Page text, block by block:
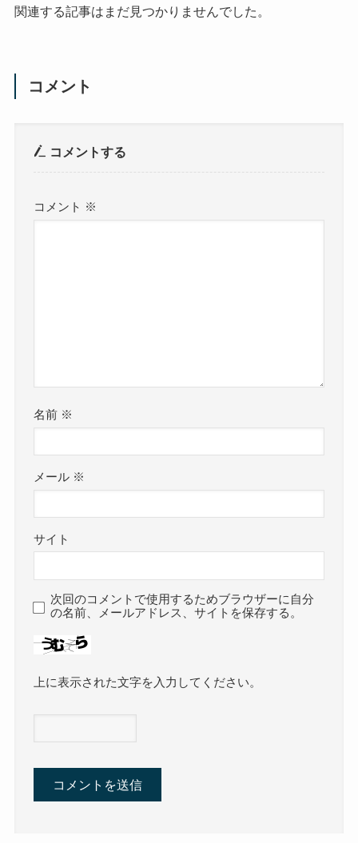
関連する記事はまだ見つかりませんでした。
コメント
コメントする
コメント ※
名前 ※
メール ※
サイト
次回のコメントで使用するためブラウザーに自分
の名前、メールアドレス、サイトを保存する。
上に表示された文字を入力してください。